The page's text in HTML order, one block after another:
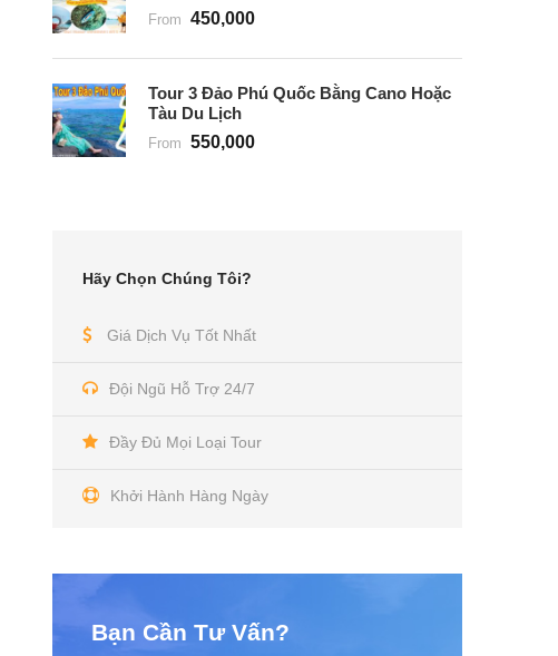
From 450,000
Tour 3 Đảo Phú Quốc Bằng Cano Hoặc
Tàu Du Lịch
From 550,000
Hãy Chọn Chúng Tôi?
Giá Dịch Vụ Tốt Nhất
Đội Ngũ Hỗ Trợ 24/7
Đầy Đủ Mọi Loại Tour
Khởi Hành Hàng Ngày
Bạn Cần Tư Vấn?